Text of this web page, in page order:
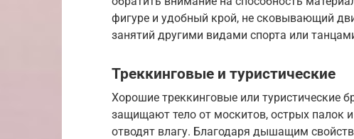
фигуре и удобный крой, не сковывающий
занятий другими видами спорта или
Треккинговые и туристические
Хорошие треккинговые или туристические
защищают тело от москитов, острых палок
отводят влагу. Благодаря дышащим